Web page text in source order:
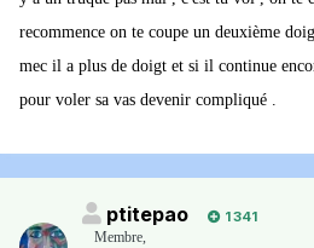
recommence on te coupe un deuxième
mec il a plus de doigt et si il continue
pour voler sa vas devenir compliqué .
ptitepao
1 341
Membre,